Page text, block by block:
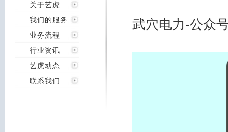
关于艺虎
我们的服务
业务流程
行业资讯
艺虎动态
联系我们
武穴电力-公众